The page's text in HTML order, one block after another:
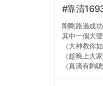
#靠清
剛剛路過成
其中一個大
（大神教你
（趁晚上大
（真滴有夠